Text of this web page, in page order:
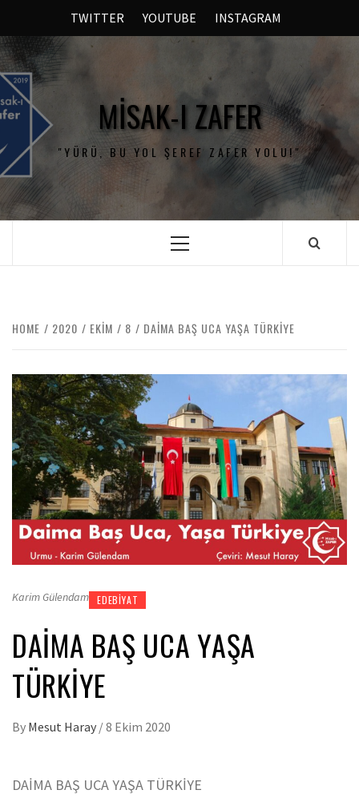
TWITTER YOUTUBE INSTAGRAM
MISAK-I ZAFER
"YÜRÜ, BU YOL ŞEREF ZAFER YOLU!"
HOME 2020 EKIM 8 DAIMA BAŞ UCA YAŞA TÜRKIYE
Karim Gülendam EDEBIYAT
DAIMA BAŞ UCA YAŞA
TÜRKIYE
By Mesut Haray /8 Ekim 2020
DAİMA BAŞ UCA YAŞA TÜRKİYE